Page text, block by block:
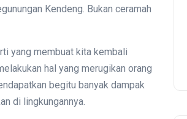
Kendeng. Bukan ceramah
yang membuat kita kembali
hal yang merugikan orang
begitu banyak dampak
di lingkungannya.
Demokrasi
Menolak Dilupakan dari
Restoran Cepat Saji dan
Retail Mengorganisir yang
Tidak Terorganisir